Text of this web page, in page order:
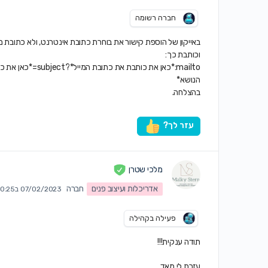
חברה רשומה
באייקון של הוספת קישור את בוחרת כתובת אינטרנט, ולא כתובת
וכותבת כך:
mailto:*כאן את כותבת את כתובת המייל*?subject=*כאן את כותבת מה יופיע בשורת
הנושא*
בהצלחה.
עזר לך?
מלכי שטרן
אדריכלות ועיצוב פנים
חברה 07/02/2023 ב10:25 pm
פעילה בקהילה
תודה ענקית!!!